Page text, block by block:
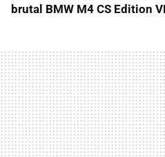
brutal BMW M4 CS Edition